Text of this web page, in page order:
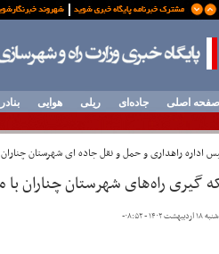
صفحه اصلی جاده‌ای ریلی هوایی
اداره راهداری و حمل و نقل جاده ای شهرستان
گیری راه‌های شهرستان چناران با مصرف ۳۰ تن آسفالت در
۱۴۰۲ - ۰۸:۵۲ -